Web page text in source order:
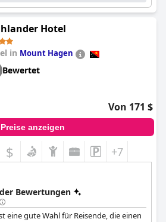
Hotel
in Mount Hagen
Bewertet
Von 171 $
Preise anzeigen
$ +7
Bewertungen
eine gute Wahl für Reisende, die einen